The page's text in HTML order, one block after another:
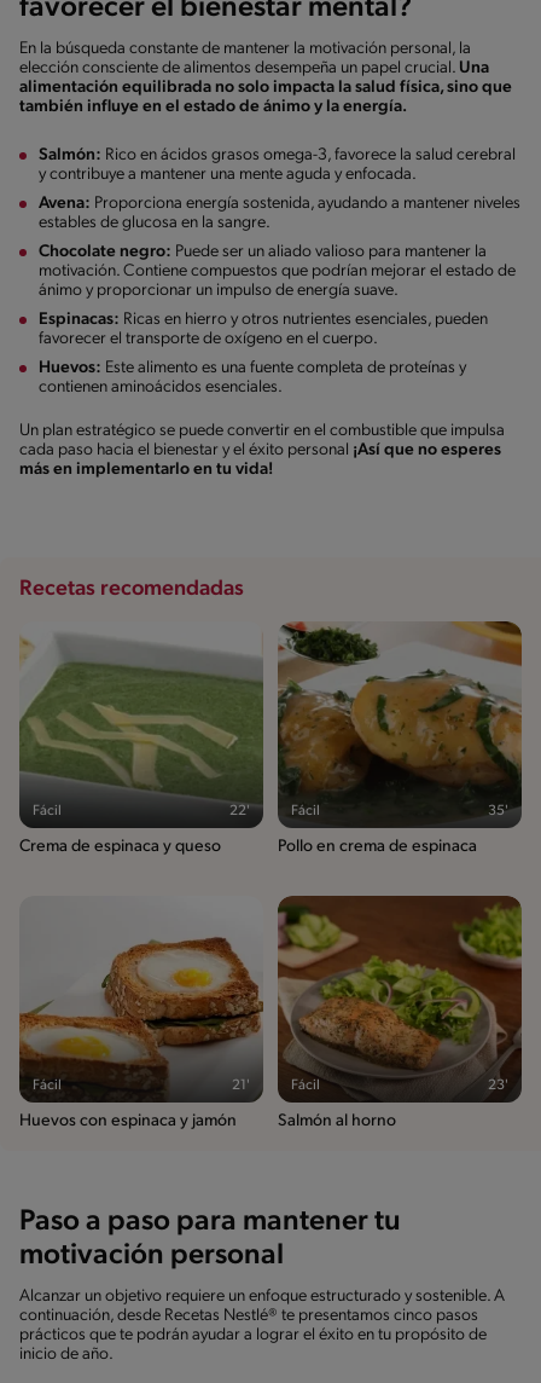
favorecer el bienestar mental?
En la búsqueda constante de mantener la motivación personal, la
elección consciente de alimentos desempeña un papel crucial. Una
alimentación equilibrada no solo impacta la salud física, sino que
también influye en el estado de ánimo y la energía.
Salmón: Rico en ácidos grasos omega-3, favorece la salud cerebral
y contribuye a mantener una mente aguda y enfocada.
Avena: Proporciona energía sostenida, ayudando a mantener niveles
estables de glucosa en la sangre.
Chocolate negro: Puede ser un aliado valioso para mantener la
motivación. Contiene compuestos que podrían mejorar el estado de
ánimo y proporcionar un impulso de energía suave.
Espinacas: Ricas en hierro y otros nutrientes esenciales, pueden
favorecer el transporte de oxígeno en el cuerpo.
Huevos: Este alimento es una fuente completa de proteínas y
contienen aminoácidos esenciales.
Un plan estratégico se puede convertir en el combustible que impulsa
cada paso hacia el bienestar y el éxito personal ¡Así que no esperes
más en implementarlo en tu vida!
Recetas recomendadas
Fácil 22'
Crema de espinaca y queso
Fácil 35'
Pollo en crema de espinaca
Fácil 21'
Huevos con espinaca y jamón
Fácil 23'
Salmón al horno
Paso a paso para mantener tu
motivación personal
Alcanzar un objetivo requiere un enfoque estructurado y sostenible. A
continuación, desde Recetas Nestlé® te presentamos cinco pasos
prácticos que te podrán ayudar a lograr el éxito en tu propósito de
inicio de año.